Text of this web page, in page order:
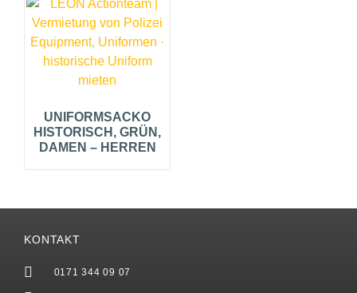
UNIFORMSACKO
HISTORISCH, GRÜN,
DAMEN – HERREN
KONTAKT
0171 344 09 07